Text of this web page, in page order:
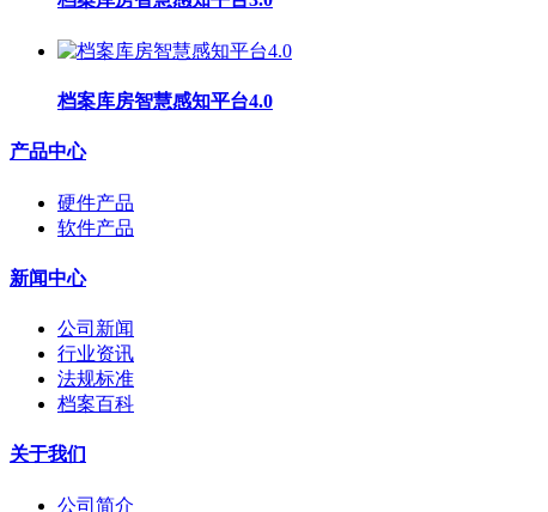
档案库房智慧感知平台4.0
产品中心
硬件产品
软件产品
新闻中心
公司新闻
行业资讯
法规标准
档案百科
关于我们
公司简介